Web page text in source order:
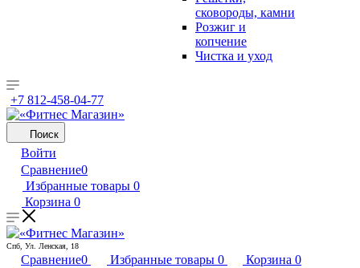
сковороды, камни
Розжиг и
копчение
Чистка и уход
+7 812-458-04-77
Поиск
Войти
Сравнение0
Избранные товары 0
Корзина 0
Спб, Ул. Ленская, 18
Сравнение0 Избранные товары 0 Корзина 0